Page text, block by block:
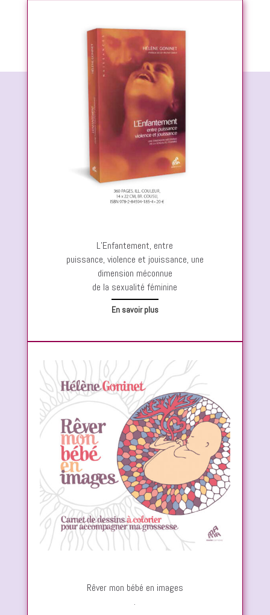
L’Enfantement, entre
puissance, violence et jouissance, une
dimension méconnue
de la sexualité féminine
En savoir plus
Rêver mon bébé en images
.